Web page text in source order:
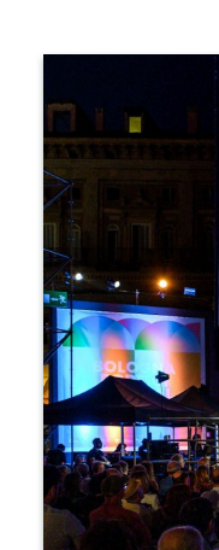
Bologna
Portici
Festival